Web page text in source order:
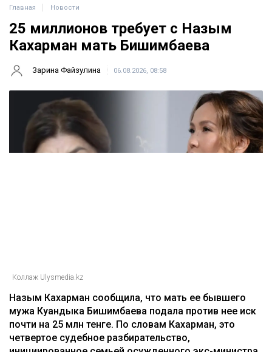
Главная Новости
25 миллионов требует с Назым
Кахарман мать Бишимбаева
Зарина Файзулина 06.08.2026, 08:58
Коллаж Ulysmedia.kz
Назым Кахарман сообщила, что мать ее бывшего
мужа Куандыка Бишимбаева подала против нее иск
почти на 25 млн тенге. По словам Кахарман, это
четвертое судебное разбирательство,